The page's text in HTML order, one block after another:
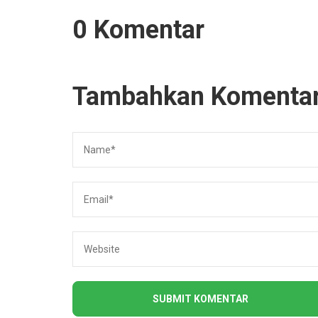
0 Komentar
Tambahkan